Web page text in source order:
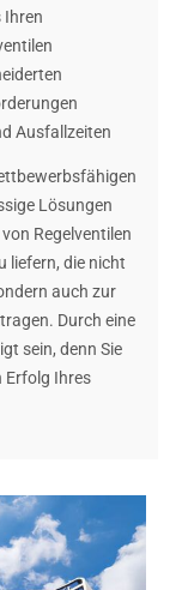
Ihren
Ausfallzeiten
Lösungen
Regelventilen
liefern, die nicht
auch zur
Durch eine
sein, denn Sie
Erfolg Ihres